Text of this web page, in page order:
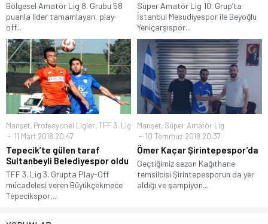
Bölgesel Amatör Lig 8. Grubu 58
puanla lider tamamlayan, play-
off...
Süper Amatör Lig 10. Grup’ta
İstanbul Mesudiyespor ile Beyoğlu
Yeniçarşıspor...
Manşet, Profesyonel Ligler, TFF 3. Lig
11 Mart 2018 20:47
Tepecik’te gülen taraf
Sultanbeyli Belediyespor oldu
TFF 3. Lig 3. Grupta Play-Off
mücadelesi veren Büyükçekmece
Tepecikspor,...
Manşet, Süper Amatör Lig
10 Temmuz 2018 20:37
Ömer Kaçar Şirintepespor’da
Geçtiğimiz sezon Kağıthane
temsilcisi Şirintepesporun da yer
aldığı ve şampiyon...